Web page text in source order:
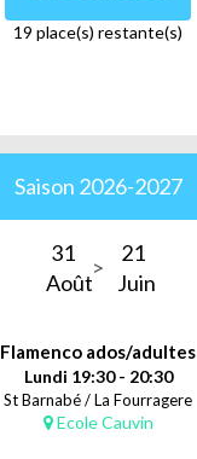
19 place(s) restante(s)
Saison 2026-2027
31
Août
21
Juin
Flamenco ados/adultes
Lundi 19:30 - 20:30
St Barnabé / La Fourragere
Ecole Cauvin